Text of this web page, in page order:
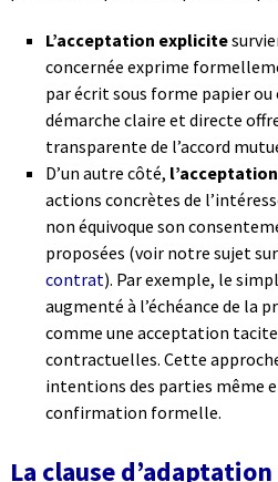
L’acceptation explicite
concernée exprime
par écrit sous forme papier
démarche claire et directe
transparente de l’accord
D’un autre côté,
actions concrètes de
non équivoque son
proposées (voir notre sujet
contrat). Par exemple, le
augmenté à l’échéance de la
comme une acceptation
contractuelles. Cette
intentions des parties même
confirmation formelle.
La clause